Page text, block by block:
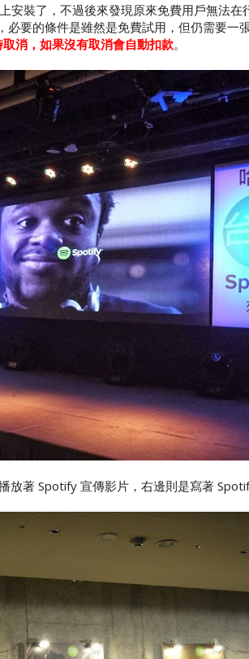
安裝了，不過後來發現原來免費用戶無法在
要的條件是雖然是免費試用，但仍需要一
消，如果沒有取消會自動扣款。
放著 Spotify 宣傳影片，右邊則是寫著